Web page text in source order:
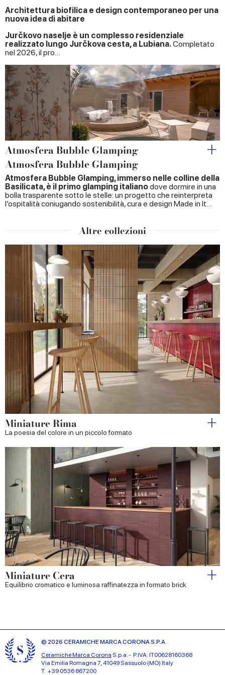
Architettura biofilica e design contemporaneo per una
nuova idea di abitare
Jurčkovo naselje è un complesso residenziale
realizzato lungo Jurčkova cesta, a Lubiana.Completato
nel 2026, il pro…
Atmosfera Bubble Glamping
Atmosfera Bubble Glamping
Atmosfera Bubble Glamping, immerso nelle colline della
Basilicata, è il primo glamping italianodove dormire in una
bolla trasparente sotto le stelle: un progetto che reinterpreta
l’ospitalità coniugando sostenibilità, cura e design Made in It…
Altre collezioni
Miniature Rima
La poesia del colore in un piccolo formato
Miniature Cera
Equilibrio cromatico e luminosa raffinatezza in formato brick
© 2026 CERAMICHE MARCA CORONA S.P.A.
Ceramiche Marca Corona S.p.a. - P.IVA: IT00628160368
Via Emilia Romagna 7, 41049 Sassuolo (MO) Italy
T: +39 0536 867200